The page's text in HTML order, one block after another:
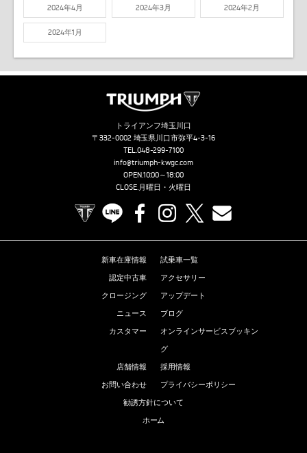
2024年4月 2024年3月 2024年2月
2024年1月
トライアンフ埼玉川口
〒332-0002 埼玉県川口市弥平4-3-16
TEL.048-299-7100
info@triumph-kwgc.com
OPEN.10:00～18:00
CLOSE.月曜日・火曜日
TRIUMPH OFFICIAL SITE
LINE FacebookInstagram
新車在庫情報
試乗車一覧
認定中古車
アクセサリー
クロージング
アップデート
ニュース
ブログ
カスタマー
オンラインサービスブッキン
グ
店舗情報
採用情報
お問い合わせ
プライバシーポリシー
勧誘方針について
ホーム